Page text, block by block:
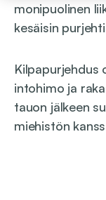
monipuolinen
kesäisin
Kilpapurjehdus
intohimo ja
tauon jälkeen
miehistön